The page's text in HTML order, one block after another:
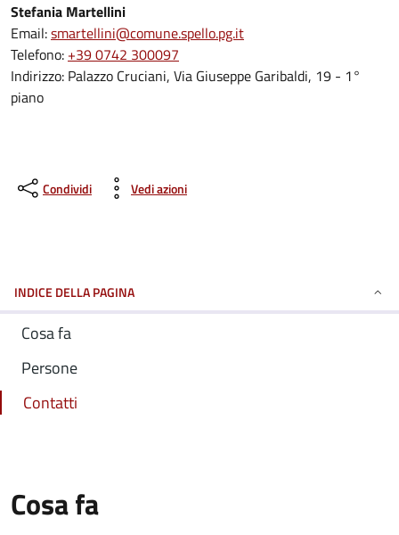
Stefania Martellini
Email:smartellini@comune.spello.pg.it
Telefono: +39 0742 300097
Indirizzo: Palazzo Cruciani, Via Giuseppe Garibaldi, 19 - 1°
piano
Condividi Vedi azioni
INDICE DELLA PAGINA
Cosa fa
Persone
Contatti
Cosa fa